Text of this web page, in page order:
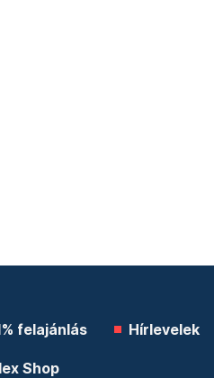
felajánlás Hírlevelek
Shop